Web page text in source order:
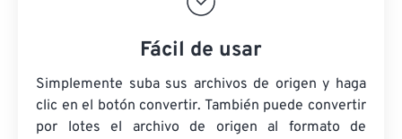
Fácil de usar
Simplemente suba sus archivos de origen y haga
clic en el botón convertir. También puede convertir
por lotes el archivo de origen al formato de